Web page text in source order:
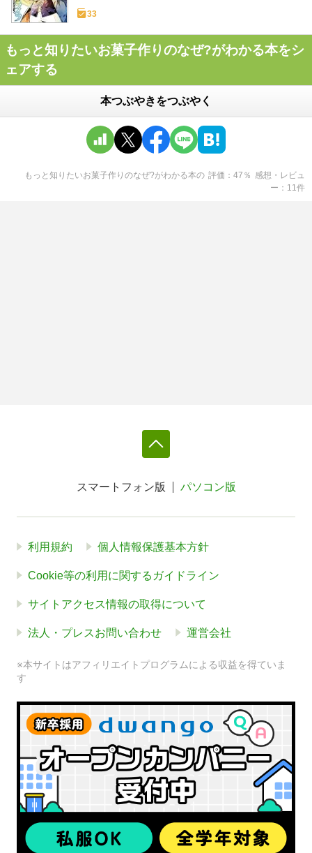
33
もっと知りたいお菓子作りのなぜ?がわかる本をシ
ェアする
本つぶやきをつぶやく
もっと知りたいお菓子作りのなぜ?がわかる本の 評価 47 ％ 感想・レビュ
ー
11件
スマートフォン版 パソコン版
利用規約 個人情報保護基本方針
Cookie等の利用に関するガイドライン
サイトアクセス情報の取得について
法人・プレスお問い合わせ 運営会社
※本サイトはアフィリエイトプログラムによる収益を得ていま
す